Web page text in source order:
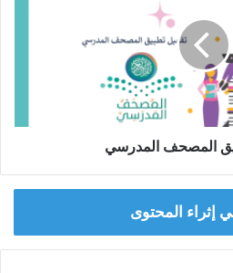
المصحف المدرسي
إثراء المحتوى